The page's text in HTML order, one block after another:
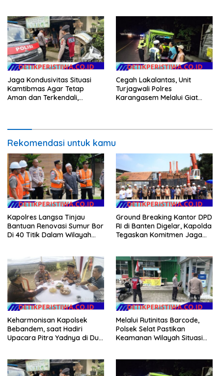
Jaga Kondusivitas Situasi
Kamtibmas Agar Tetap
Aman dan Terkendali,
Cegah Lakalantas, Unit
Turjagwali Polres
Karangasem Melalui Giat
Wisata
Rekomendasi untuk kamu
Kapolres Langsa Tinjau
Bantuan Renovasi Sumur Bor
Di 40 Titik Dalam Wilayah
Ground Breaking Kantor DPD
RI di Banten Digelar, Kapolda
Tegaskan Komitmen Jaga
Keharmonisan Kapolsek
Bebandem, saat Hadiri
Upacara Pitra Yadnya di Dua
Melalui Rutinitas Barcode,
Polsek Selat Pastikan
Keamanan Wilayah Situasi